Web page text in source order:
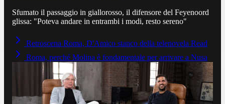
Sfumato il passaggio in giallorosso, il difensore del Feyenoord
glissa: "Poteva andare in entrambi i modi, resto sereno"
Retroscena Roma, D'Amico stanco della telenovela Read
Roma, perché Molina è fondamentale per arrivare a Nusa